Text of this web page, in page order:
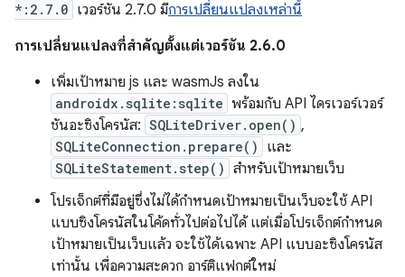
*:2.7.0 เวอร์ชัน 2.7.0 มีการเปลี่ยนแปลงเหล่านี้
การเปลี่ยนแปลงที่สำคัญตั้งแต่เวอร์ชัน 2.6.0
เพิ่มเป้าหมาย js และ wasmJs ลงใน
androidx.sqlite:sqlite พร้อมกับ API ไดรเวอร์เวอร์
ชันอะซิงโครนัส: SQLiteDriver.open() ,
SQLiteConnection.prepare() และ
SQLiteStatement.step() สำหรับเป้าหมายเว็บ
โปรเจ็กต์ที่มีอยู่ซึ่งไม่ได้กำหนดเป้าหมายเป็นเว็บจะใช้ API
แบบซิงโครนัสในโค้ดทั่วไปต่อไปได้ แต่เมื่อโปรเจ็กต์กำหนด
เป้าหมายเป็นเว็บแล้ว จะใช้ได้เฉพาะ API แบบอะซิงโครนัส
เท่านั้น เพื่อความสะดวก อาร์ติแฟกต์ใหม่